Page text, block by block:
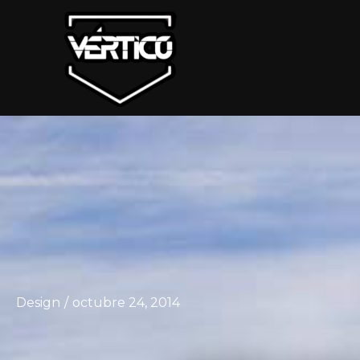
Design / octubre 24, 2014